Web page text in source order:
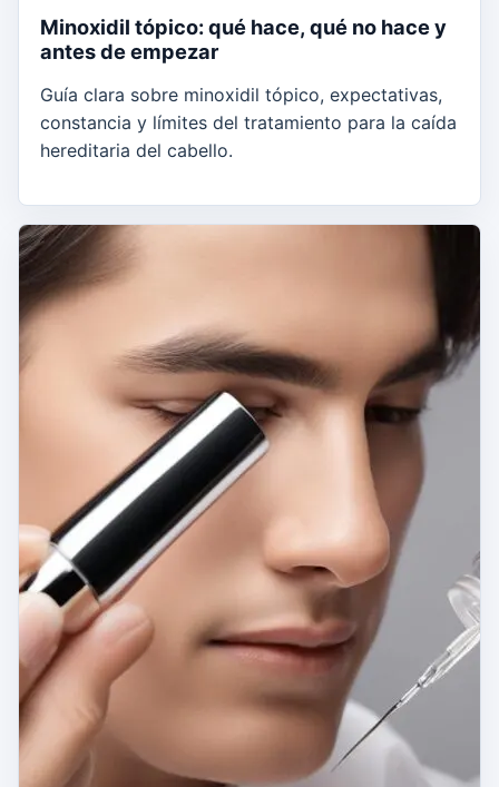
Minoxidil tópico: qué hace, qué no hace y
antes de empezar
Guía clara sobre minoxidil tópico, expectativas,
constancia y límites del tratamiento para la caída
hereditaria del cabello.